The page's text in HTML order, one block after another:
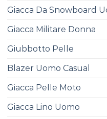
Giacca Da Snowboard
Giacca Militare Donna
Giubbotto Pelle
Blazer Uomo Casual
Giacca Pelle Moto
Giacca Lino Uomo